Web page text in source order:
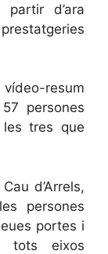
partir d’ara
resum
persones
tres que
d’Arrels,
persones
portes i
tots eixos